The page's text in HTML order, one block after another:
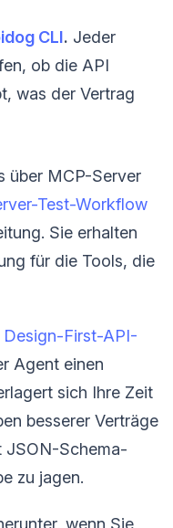
CLI. Jeder
ob die API
was der Vertrag
über MCP-Server
Test-Workflow
Sie erhalten
für die Tools, die
Design-First-API-
Agent einen
sich Ihre Zeit
besserer Verträge
JSON-Schema-
zu jagen.
wenn Sie